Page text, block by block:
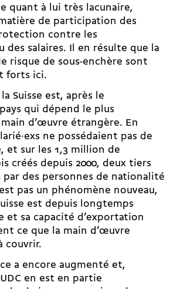
quant à lui très lacunaire,
de participation des
contre les
des salaires. Il en résulte que la
risque de sous-enchère sont
forts ici.
Suisse est, après le
qui dépend le plus
d’œuvre étrangère. En
ne possédaient pas de
et sur les 1,3 million de
créés depuis 2000, deux tiers
des personnes de nationalité
pas un phénomène nouveau,
est depuis longtemps
et sa capacité d’exportation
ce que la main d’œuvre
couvrir.
a encore augmenté et,
en est en partie